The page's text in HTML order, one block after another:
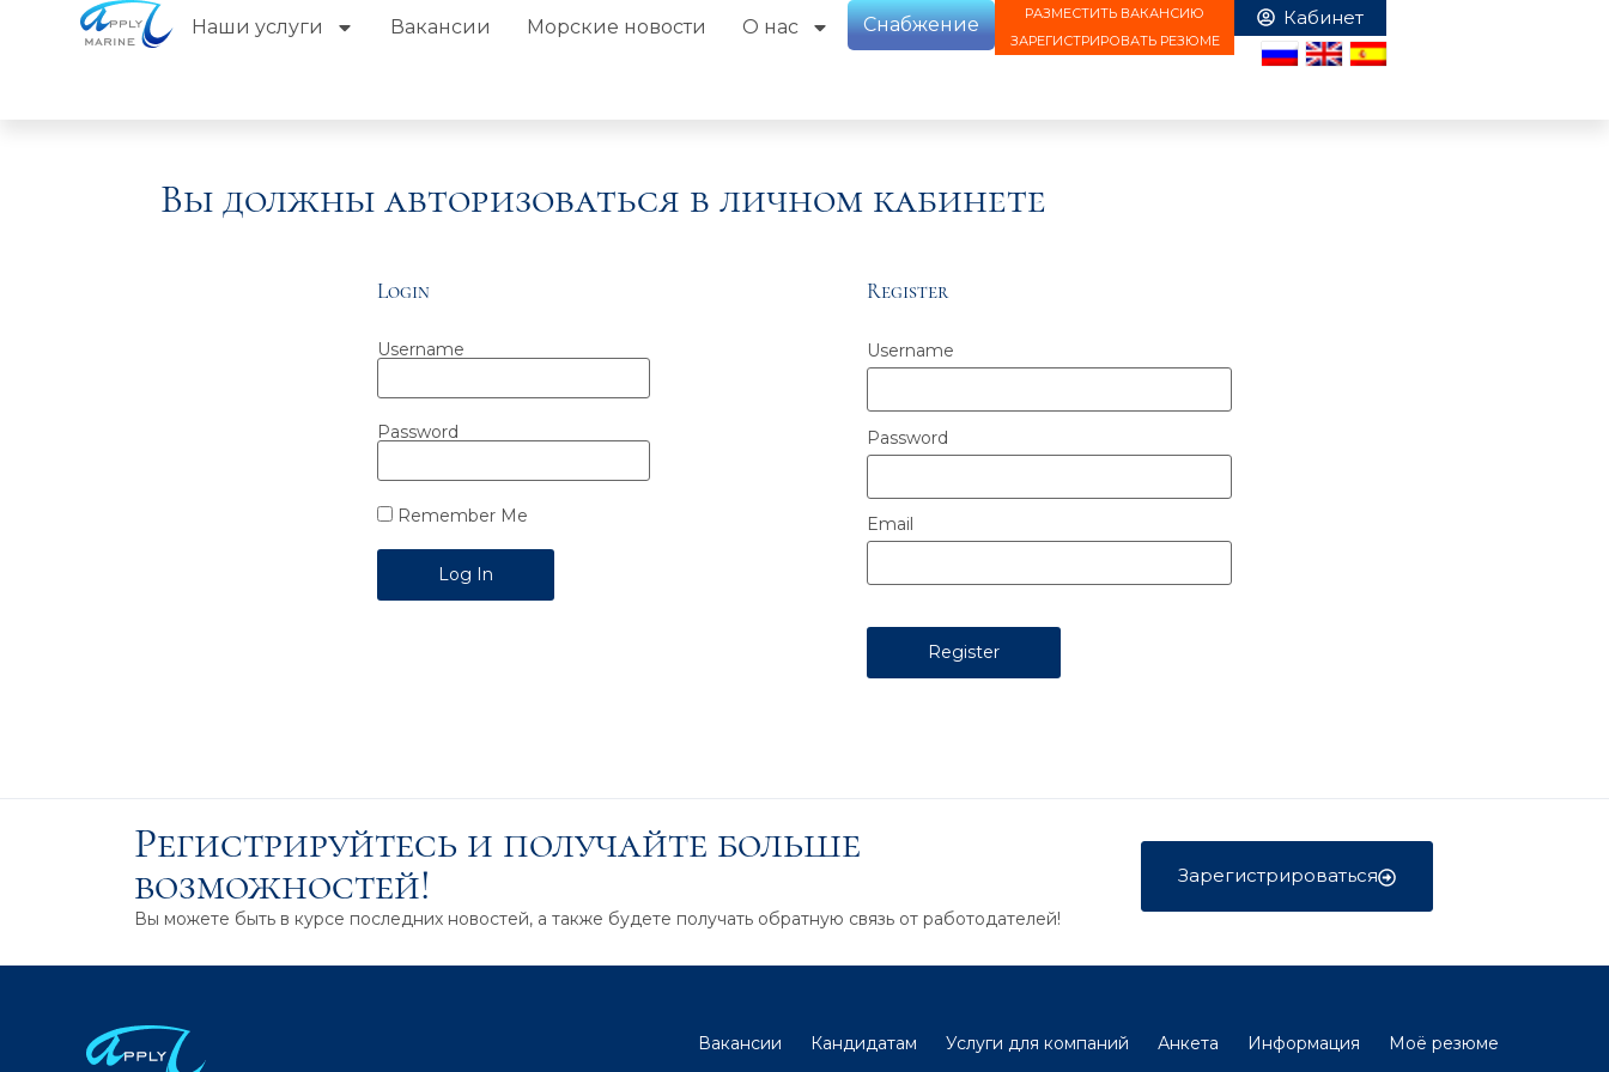
Наши услуги Вакансии Морские новости О нас Снабжение
РАЗМЕСТИТЬ ВАКАНСИЮ
ЗАРЕГИСТРИРОВАТЬ РЕЗЮМЕ
Вы должны авторизоваться в личном кабинете
Login
Username
Password
Remember Me
Register
Username
Password
Email
Регистрируйтесь и получайте больше
возможностей!
Вы можете быть в курсе последних новостей, а также будете получать обратную связь от работодателей!
Зарегистрироваться
Вакансии Кандидатам Услуги для компаний Анкета Информация
Моё резюме